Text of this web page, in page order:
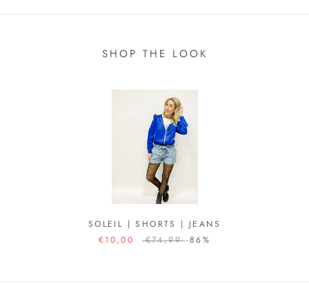
SHOP THE LOOK
SOLEIL | SHORTS | JEANS
€10,00
€74,99 -86%